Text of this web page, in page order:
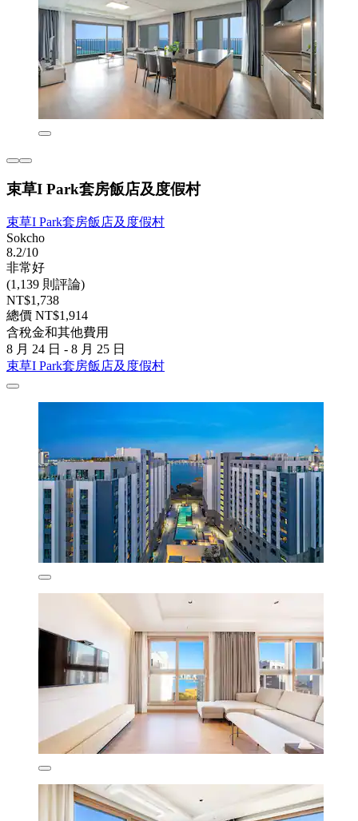
束草I Park套房飯店及度假村
束草I Park套房飯店及度假村
Sokcho
8.2/10
非常好
(1,139 則評論)
NT$1,738
總價 NT$1,914
含稅金和其他費用
8 月 24 日 - 8 月 25 日
束草I Park套房飯店及度假村